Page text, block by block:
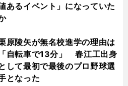
あるイベント」になっていた
原陵矢が無名校進学の理由は
「自転車で13分」 春江工出身
して最初で最後のプロ野球選
となった